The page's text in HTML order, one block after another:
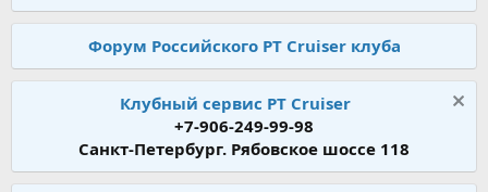
Форум Российского PT Cruiser клуба
Клубный сервис PT Cruiser
+7-906-249-99-98
Санкт-Петербург. Рябовское шоссе 118